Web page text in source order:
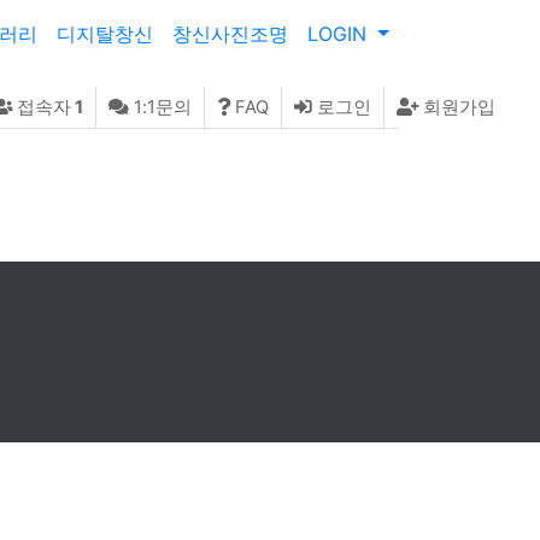
회원가입
로그인
FAQ
1:1문의
접속자1
리 디지탈창신 창신사진조명 LOGIN